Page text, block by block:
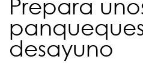
Prepara
desayuno